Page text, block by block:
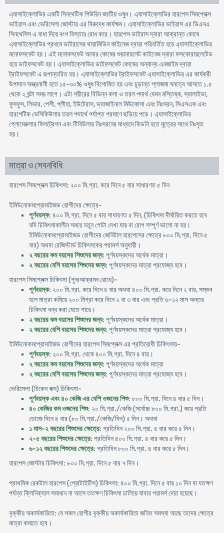
এ্যাসাইক্লোভির একটি সিনথেটিক পিউরিন জাতীয় ওষুধ। এ্যাসাইক্লোভির হারপেস সিমপ্লেক্স
ভাইরাস এবং ভেরিসেলা জোস্টার এর বিরুদ্ধে কার্যক্ষম। এ্যাসাইক্লোভির ভাইরাস এর ডিএনএ
সিনথেসিস এ বাধা দিয়ে বংশ বিস্তার রোধ করে। হারপেস ভাইরাস দ্বারা আক্রান্ত কোষে
এ্যাসাইক্লোভির প্রথমে ভাইরাসের থায়ামিডিন কাইনেজ দ্বারা পরিবর্তিত হয়ে এ্যাসাইক্লোভির
মনোফসফেট হয়। এই মনোফসফেট আবার কোষের শুয়ানায়লেট কাইনেজ দ্বারা ফসফোরায়লেটেড
হয়ে ডাইফসফেট হয়। এ্যাসাইক্লোভির ডাইফসফেট কোষের অন্যান্য এনজাইম দ্বারা
ট্রাইফসফেট এ রূপান্তরিত হয়। এ্যাসাইক্লোভির ট্রাইফসফেট এ্যাসাইক্লোভির এর কার্যকরী
উপাদান অস্ত্রনালী হতে ১৫-৩০% ওষুধ বিশোষিত হয় এবং চূড়ান্ত প্লাজমা ঘনত্বে আসতে ১.৫
থেকে ২ ঘন্টা সময় লাগে। এটা শরীরের বিভিন্ন কলা ও তরল পদার্থ যেমন মস্তিষ্ক, স্যালাইভা,
ফুসফুস, লিভার, পেশী, প্লীহা, ইউটেরাস, ভ্যাজাইনাল মিউকোসা এবং নিঃসরন, সিএসএফ এবং
হারপেটিক ভেসিকিউলার তরল পদার্থে পর্যাপ্ত পরমাণে ছড়িয়ে পড়ে। এ্যাসাইক্লোভির
গ্লোমেরুলার ফিলট্রেশন এবং টিবিউলার নিঃসরনের মাধ্যমে কিডনি হতে মূত্রের সাথে নিঃসৃত
হয়।
মাত্রা ও সেবনবিধি
হারপেস সিমপ্লেক্স চিকিৎসা: ২০০ মি.গ্রা. করে দিনে ৫ বার সাধারণত ৫ দিন
ইমিউনোকমপ্রোমাইজড রোগীদের ক্ষেত্রে-
পূর্ণবয়স্ক: ৪০০ মি.গ্রা. দিনে ৫ বার সাধারণত ৫ দিন, (চিকিৎসা দীর্ঘায়িত করতে হবে
যদি চিকিৎসাকালীন সময়ে নতুন গোটা দেখা যায় বা রোগ সম্পূর্ণ ভালো না হয়।
ইমিউনোকমপ্রোমাইজড রোগীদের জেনিটাল হারপেসের ক্ষেত্রে ৮০০ মি.গ্রা. দিনে ৫
বার) অথবা রেজিস্টার্ড চিকিৎসকের পরামর্শ অনুযায়ী।
২ বছরের কম বয়সের শিশুদের জন্য: পূর্ণবয়স্কদের অর্ধেক মাত্রা।
২ বছরের বেশি বয়সের শিশুদের জন্য: পূর্ণবয়স্কদের মাত্রা প্রযোজ্য হবে।
হারপেস সিমপ্লেক্স চিকিৎসা (পুনঃআক্রমন রোধে)-
পূর্ণবয়স্ক: ২০০ মি.গ্রা. করে দিনে ৪ বার অথবা ৪০০ মি.গ্রা. করে দিনে ২ বার, সম্ভব
হলে মাত্রা কমিয়ে ২০০ মিগ্রা করে দিনে ২ বা ৩ বার এবং প্রতি ৬-১২ মাস অন্তর
চিকিৎসা বন্ধ করা যেতে পারে।
২ বছরের কম বয়সের শিশুদের জন্য: পূর্ণবয়স্কদের অর্ধেক মাত্রা।
২ বছরের বেশি বয়সের শিশুদের জন্য: পূর্ণবয়স্কদের মাত্রা প্রযোজ্য হবে।
ইমিউনোকমপ্রোমাইজড রোগীদের হারপেস সিমপ্লেক্স এর প্রতিরোধী চিকিৎসায়-
পূর্ণবয়স্ক: ২০০ মি.গ্রা. থেকে ৪০০ মি.গ্রা. দিনে ৪ বার।
২ বছরের কম বয়সের শিশুদের জন্য: পূর্ণবয়স্কদের অর্ধেক মাত্রা
২ বছরের বেশি বয়সের শিশুদের জন্য: পূর্ণবয়স্কদের মাত্রা প্রযোজ্য হবে।
ভেরিসেলা (চিকেন পক্স) চিকিৎসা-
পূর্ণবয়স্ক এবং ৪০ কেজি এর বেশি ওজনের শিশু: ৮০০ মি.গ্রা. দিনে ৪ বার ৫ দিন।
৪০ কেজির কম ওজনের শিশু: ২০ মি.গ্রা./কেজি (সর্বোচ্চ ৮০০ মি.গ্রা.) করে প্রতি
ডোজে দিনে ৪ বার (৮০ মি.গ্রা./কেজি/দিন) ৫ দিন। অথবা
১ মাস-২ বছরের শিশুদের ক্ষেত্রে: প্রতিদিন ২০০ মি.গ্রা. ৪ বার করে ৫ দিন।
২-৫ বছরের শিশুদের ক্ষেত্রে: প্রতিদিন ৪০০ মি.গ্রা. ৪ বার করে ৫ দিন।
৬-১২ বছরের শিশুদের ক্ষেত্রে: প্রতিদিন ৮০০ মি.গ্রা. ৪ বার করে ৫ দিন।
হারপেস জোস্টার চিকিৎসা: ৮০০ মি.গ্রা. দিনে ৫ বার ৭ দিন।
প্রাথমিক রেকটাল হারপেস (প্রোটাইটিস) চিকিৎসা: ৪০০ মি.গ্রা. দিনে ৫ বার ১০ দিন বা যতক্ষণ
পর্যন্ত ক্লিনিক্যাল সমাধান না আসে ততক্ষণ চিকিৎসা চালিয়ে যাবার পরামর্শ দেয়া হয়েছে।
বৃক্কীয় অকার্যকারিতা: যে সকল রোগীর বৃক্কীয় অকার্যকারিতা জনিত সমস্যা আছে তাদের ক্ষেত্রে
মাত্রা কমাতে হবে।